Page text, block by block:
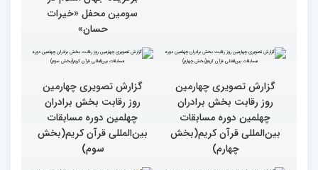
سومین محفل «خیرات
حسان»
گزارش تصویری چهارمین
روز رقابت بخش برادران
چهلمین دوره مسابقات
بین‌المللی قرآن کریم(بخش
چهارم)
گزارش تصویری چهارمین
روز رقابت بخش برادران
چهلمین دوره مسابقات
بین‌المللی قرآن کریم(بخش
سوم)